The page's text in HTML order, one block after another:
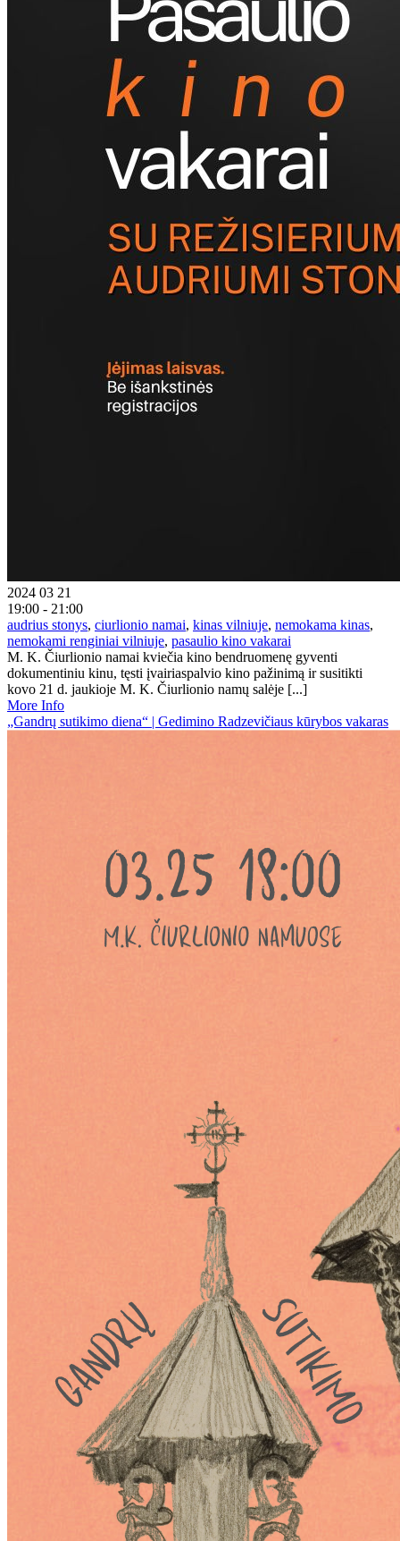
2024 03 21
19:00 - 21:00
audrius stonys, ciurlionio namai, kinas vilniuje, nemokama kinas,
nemokami renginiai vilniuje, pasaulio kino vakarai
M. K. Čiurlionio namai kviečia kino bendruomenę gyventi
dokumentiniu kinu, tęsti įvairiaspalvio kino pažinimą ir susitikti
kovo 21 d. jaukioje M. K. Čiurlionio namų salėje [...]
More Info
„Gandrų sutikimo diena“ | Gedimino Radzevičiaus kūrybos vakaras